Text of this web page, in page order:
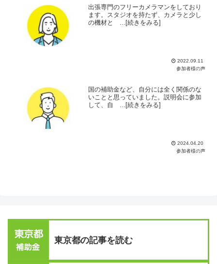
出張専門のフリーカメラマンをしており
ます。スタジオを持たず、カメラと少し
の機材と ...[続きをみる]
2022.09.11
参加者様の声
国の補助金など、自分には全く関係のな
いことと思っていました。説明会に参加
して、自 ...[続きをみる]
2024.04.20
参加者様の声
東京都の記事を読む